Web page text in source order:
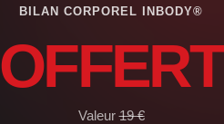
BILAN CORPOREL INBODY®
OFFERT
Valeur19 €